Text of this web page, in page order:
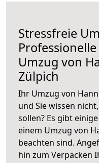
Stressfreie
Umzug von
Zülpich
Ihr Umzug von
und Sie wissen
sollen? Es gibt
einem Umzug von
beachten sind.
hin zum Verpacken